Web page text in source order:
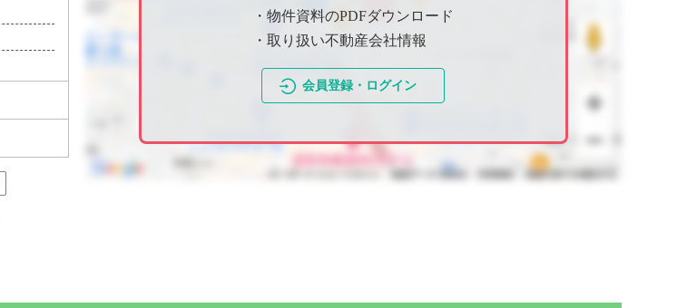
・物件資料のPDFダウンロード
・取り扱い不動産会社情報
会員登録・ログイン